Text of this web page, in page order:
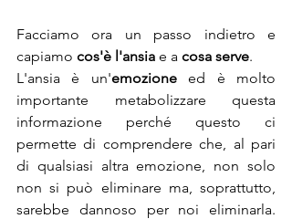
Facciamo ora un passo indietro e
capiamo cos'è l'ansia e a cosa serve.
L'ansia è un'emozione ed è molto
importante metabolizzare questa
informazione perché questo ci
permette di comprendere che, al pari
di qualsiasi altra emozione, non solo
non si può eliminare ma, soprattutto,
sarebbe dannoso per noi eliminarla.